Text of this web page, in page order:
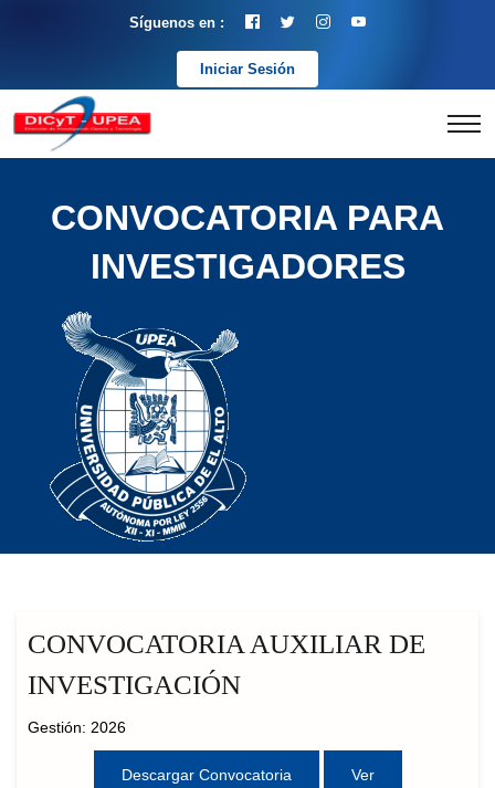
Síguenos en :
Iniciar Sesión
CONVOCATORIA PARA
INVESTIGADORES
CONVOCATORIA AUXILIAR DE
INVESTIGACIÓN
Gestión: 2026
Descargar Convocatoria Ver